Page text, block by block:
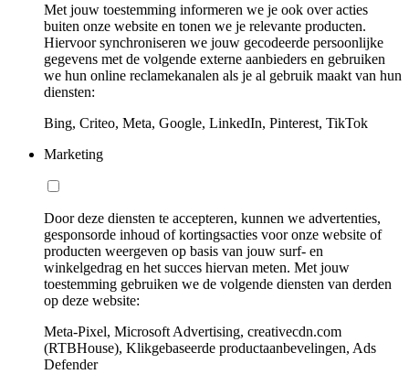
Met jouw toestemming informeren we je ook over acties
buiten onze website en tonen we je relevante producten.
Hiervoor synchroniseren we jouw gecodeerde persoonlijke
gegevens met de volgende externe aanbieders en gebruiken
we hun online reclamekanalen als je al gebruik maakt van hun
diensten:
Bing, Criteo, Meta, Google, LinkedIn, Pinterest, TikTok
Marketing
Door deze diensten te accepteren, kunnen we advertenties,
gesponsorde inhoud of kortingsacties voor onze website of
producten weergeven op basis van jouw surf- en
winkelgedrag en het succes hiervan meten. Met jouw
toestemming gebruiken we de volgende diensten van derden
op deze website:
Meta-Pixel, Microsoft Advertising, creativecdn.com
(RTBHouse), Klikgebaseerde productaanbevelingen, Ads
Defender